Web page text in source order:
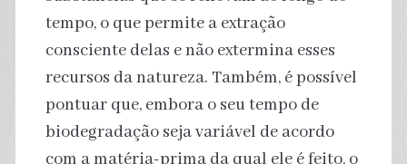
tempo, o que permite a extração
consciente delas e não extermina esses
recursos da natureza. Também, é possível
pontuar que, embora o seu tempo de
biodegradação seja variável de acordo
com a matéria-prima da qual ele é feito, o